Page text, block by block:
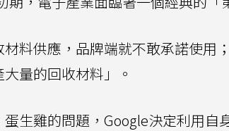
材料供應，品牌端就不敢承諾使用
量的回收材料」。
生雞的問題，Google決定利用自